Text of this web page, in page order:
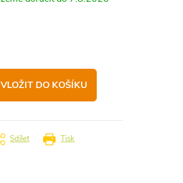
VLOŽIT DO KOŠÍKU
Tisk
Sdílet